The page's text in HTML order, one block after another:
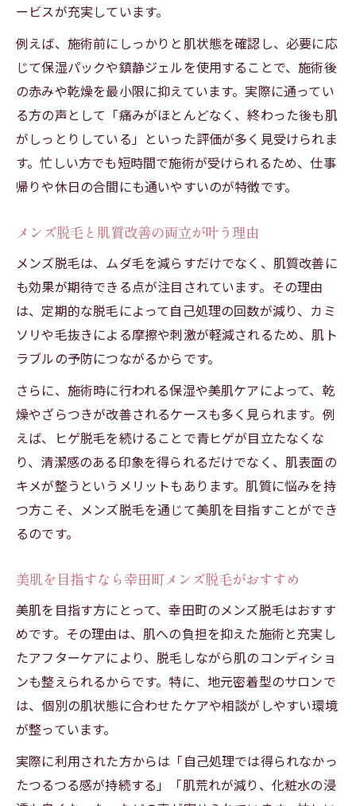
ービスが充実しています。
例えば、施術前にしっかりと肌状態を確認し、必要に応
じて保湿パックや鎮静ジェルを使用することで、施術後
の赤みや乾燥を最小限に抑えています。実際に通ってい
る方の声として「痛みがほとんどなく、終わった後も肌
がしっとりしている」といった評価が多く見受けられま
す。忙しい方でも短時間で施術が受けられるため、仕事
帰りや休日の合間にも通いやすいのが特徴です。
メンズ脱毛と肌質改善の両立が叶う理由
メンズ脱毛は、ムダ毛を減らすだけでなく、肌質改善に
も効果が期待できる点が注目されています。その理由
は、定期的な脱毛によって自己処理の回数が減り、カミ
ソリや毛抜きによる摩擦や刺激が軽減されるため、肌ト
ラブルの予防につながるからです。
さらに、施術時に行われる保湿や美肌ケアによって、乾
燥やざらつきが改善されるケースも多く見られます。例
えば、ヒゲ脱毛を続けることで青ヒゲが目立たなくな
り、清潔感のある印象を得られるだけでなく、肌表面の
キメが整うというメリットもあります。肌質に悩みを持
つ方こそ、メンズ脱毛を通じて美肌を目指すことができ
るのです。
美肌を目指すなら幸田町メンズ脱毛がおすすめ
美肌を目指す方にとって、幸田町のメンズ脱毛はおすす
めです。その理由は、肌への負担を抑えた施術と充実し
たアフターケアにより、脱毛しながら肌のコンディショ
ンも整えられるからです。特に、地元密着型のサロンで
は、個別の肌状態に合わせたケアや相談がしやすい環境
が整っています。
実際に利用された方からは「自己処理では得られなかっ
たつるつる感が持続する」「肌荒れが減り、化粧水の浸